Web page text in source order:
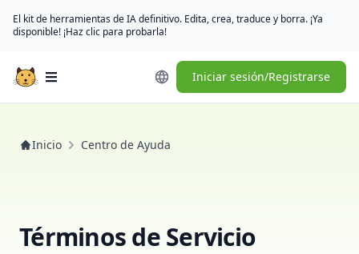
El kit de herramientas de IA definitivo. Edita, crea, traduce y borra. ¡Ya
disponible! ¡Haz clic para probarla!
Open main menu Iniciar sesión/Registrarse
Inicio Centro de Ayuda
Términos de Servicio